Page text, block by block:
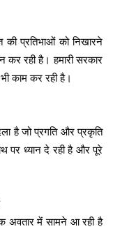
की प्रतिभाओं को निखारने
रही है। हमारी सरकार
काम कर रही है।
है जो प्रगति और प्रकृति
पर ध्यान दे रही है और पूरे
अवतार में सामने आ रही है